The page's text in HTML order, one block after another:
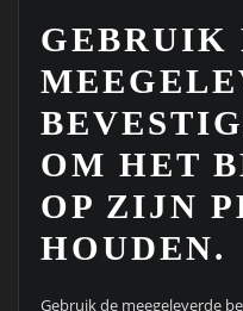
GEBRUIK
OM HET
OP ZIJN
HOUDEN.
Gebruik de meegeleverde